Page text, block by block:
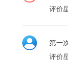
评价
第一
评价